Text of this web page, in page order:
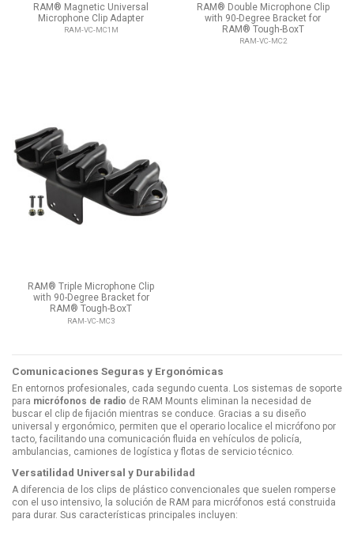
RAM® Magnetic Universal
Microphone Clip Adapter
RAM-VC-MC1M
RAM® Double Microphone Clip
with 90-Degree Bracket for
RAM® Tough-BoxT
RAM-VC-MC2
RAM® Triple Microphone Clip
with 90-Degree Bracket for
RAM® Tough-BoxT
RAM-VC-MC3
Comunicaciones Seguras y Ergonómicas
En entornos profesionales, cada segundo cuenta. Los sistemas de soporte
para micrófonos de radio de RAM Mounts eliminan la necesidad de
buscar el clip de fijación mientras se conduce. Gracias a su diseño
universal y ergonómico, permiten que el operario localice el micrófono por
tacto, facilitando una comunicación fluida en vehículos de policía,
ambulancias, camiones de logística y flotas de servicio técnico.
Versatilidad Universal y Durabilidad
A diferencia de los clips de plástico convencionales que suelen romperse
con el uso intensivo, la solución de RAM para micrófonos está construida
para durar. Sus características principales incluyen: